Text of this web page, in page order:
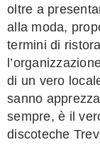
oltre a
alla moda,
termini di
di un vero
sanno
sempre, è il
discoteche